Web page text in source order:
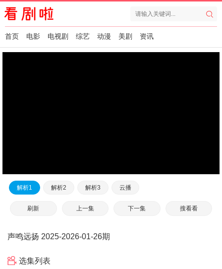
首页 电影 电视剧 综艺 动漫 美剧 资讯
解析1 解析2 解析3 云播
刷新 上一集 下一集 搜看看
声鸣远扬 2025-2026-01-26期
选集列表